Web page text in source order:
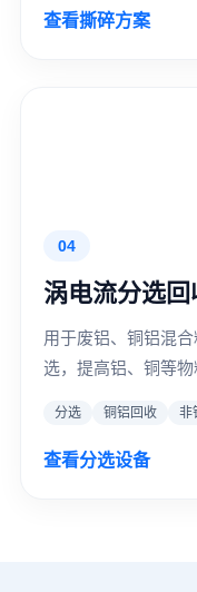
查看撕碎方案
04
涡电流分选回
用于废铝、铜铝混
选，提高铝、铜等物
分选 铜铝回收 非
查看分选设备